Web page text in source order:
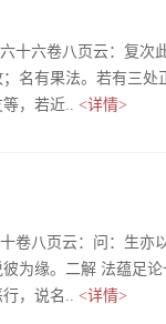
六十六卷八页云：复
名有果法。若有三
，若近.. <详情>
十卷八页云：问：生
为缘。二解 法蕴足
，说名.. <详情>